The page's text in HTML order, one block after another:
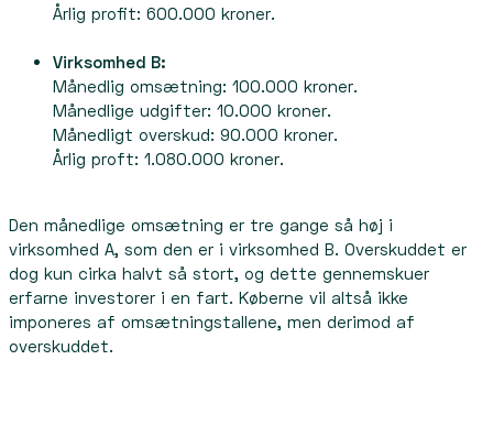
Årlig profit: 600.000 kroner.
Virksomhed B:
Månedlig omsætning: 100.000 kroner.
Månedlige udgifter: 10.000 kroner.
Månedligt overskud: 90.000 kroner.
Årlig proft: 1.080.000 kroner.
Den månedlige omsætning er tre gange så høj i
virksomhed A, som den er i virksomhed B. Overskuddet er
dog kun cirka halvt så stort, og dette gennemskuer
erfarne investorer i en fart. Køberne vil altså ikke
imponeres af omsætningstallene, men derimod af
overskuddet.